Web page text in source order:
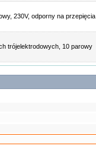
230V, odporny na przepięcia
trójelektrodowych, 10 parowy